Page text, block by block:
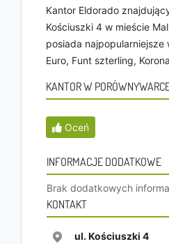
Kantor Eldorado
Kościuszki 4 w mieście
posiada najpopularniejsze
Euro, Funt szterling,
KANTOR W
Oceń
INFORMACJE DODATKOWE
Brak dodatkowych
KONTAKT
ul. Kościuszki 4